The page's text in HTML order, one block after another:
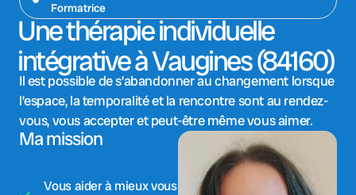
Formatrice
Une thérapie individuelle
intégrative à Vaugines (84160)
Il est possible de s’abandonner au changement lorsque
l’espace, la temporalité et la rencontre sont au rendez-
vous, vous accepter et peut-être même vous aimer.
Ma mission
Vous aider à mieux vous